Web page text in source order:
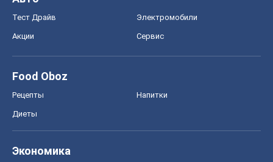
Тест Драйв Электромобили
Акции Сервис
Food Oboz
Рецепты Напитки
Диеты
Экономика